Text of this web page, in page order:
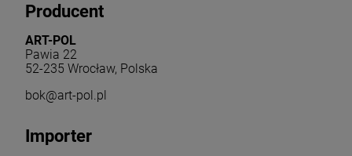
Producent
ART-POL
Pawia 22
52-235 Wrocław, Polska
bok@art-pol.pl
Importer